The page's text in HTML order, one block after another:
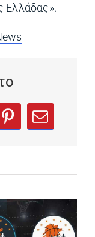
Ελλάδας».
new tab)
in a new tab)
Pinterest
(opens in a
Email